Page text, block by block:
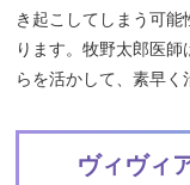
き起こしてしまう可
ります。牧野太郎医
らを活かして、素早く
ヴィヴィ